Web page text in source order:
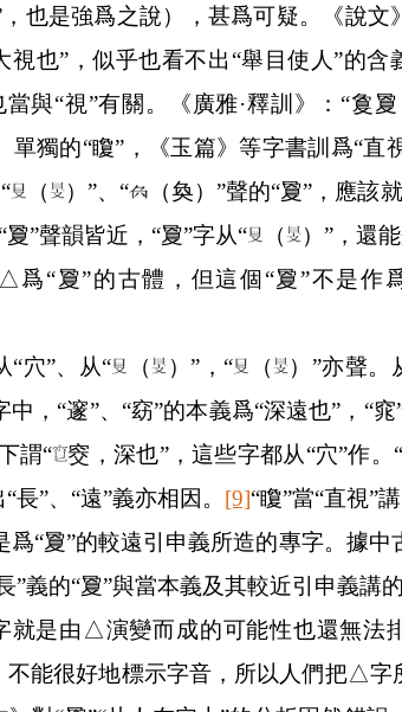
，也是強爲之說），甚爲可疑。《說文
視也”，似乎也看不出“舉目使人”的
當與“視”有關。《廣雅·釋訓》：“敻
單獨的“矎”，《玉篇》等字書訓爲“直
（ ）”、“
（奐）”聲的“夐”，應該
夐”聲韻皆近，“夐”字从“ （
）”，還
爲“夐”的古體，但這個“夐”不是作
穴”、从“
（ ）”，“ （ ）”亦聲。
中，“邃”、“窈”的本義爲“深遠也”，“
謂“
窔，深也”，這些字都从“穴”作。
長”、“遠”義亦相因。 [9]“矎”當“直視”
“夐”的較遠引申義所造的專字。據中
”義的“夐”與當本義及其較近引申義講
就是由△演變而成的可能性也還無法
不能很好地標示字音，所以人們把△字